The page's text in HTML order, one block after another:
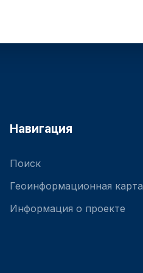
Навигация
Поиск
Геоинформационная карта
Информация о проекте